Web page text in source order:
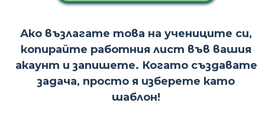
Ако възлагате това на учениците си,
копирайте работния лист във вашия
акаунт и запишете. Когато създавате
задача, просто я изберете като
шаблон!